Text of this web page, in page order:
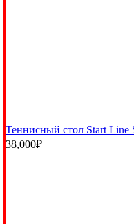
Теннисный стол Start Line
38,000₽